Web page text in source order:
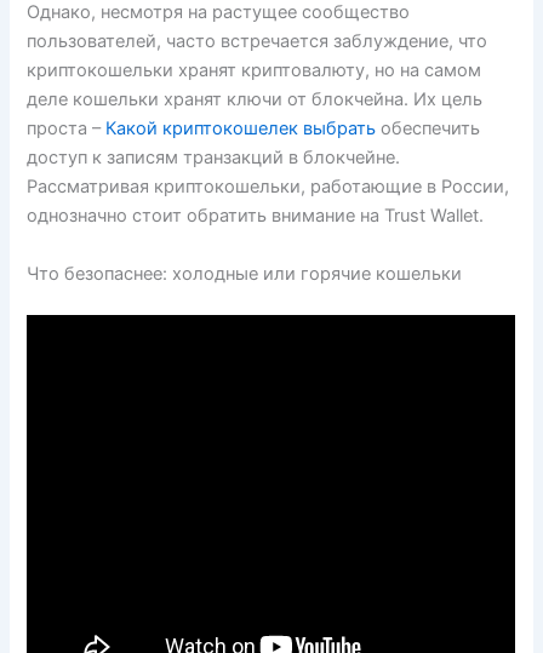
Однако, несмотря на растущее сообщество
пользователей, часто встречается заблуждение, что
криптокошельки хранят криптовалюту, но на самом
деле кошельки хранят ключи от блокчейна. Их цель
проста – Какой криптокошелек выбрать обеспечить
доступ к записям транзакций в блокчейне.
Рассматривая криптокошельки, работающие в России,
однозначно стоит обратить внимание на Trust Wallet.
Что безопаснее: холодные или горячие кошельки